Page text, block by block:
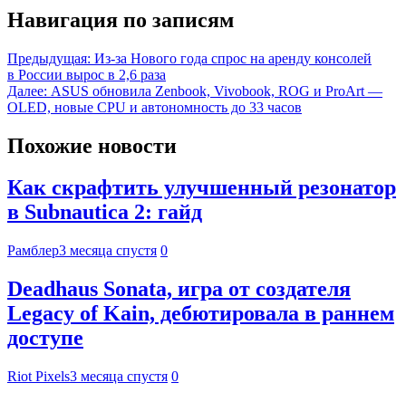
Навигация по записям
Предыдущая: Из-за Нового года спрос на аренду консолей
в России вырос в 2,6 раза
Далее: ASUS обновила Zenbook, Vivobook, ROG и ProArt —
OLED, новые CPU и автономность до 33 часов
Похожие новости
Как скрафтить улучшенный резонатор
в Subnautica 2: гайд
Рамблер3 месяца спустя 0
Deadhaus Sonata, игра от создателя
Legacy of Kain, дебютировала в раннем
доступе
Riot Pixels3 месяца спустя 0